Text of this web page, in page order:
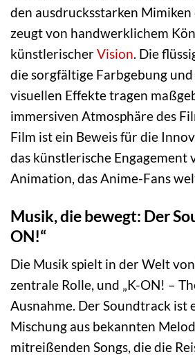
den ausdrucksstarken
zeugt von handwerklichem
künstlerischerVision. Die
die sorgfältige Farbgebung
visuellen Effekte tragen
immersiven Atmosphäre des
Film ist ein Beweis für die
das künstlerische Engagement
Animation, das Anime-Fans
Musik, die bewegt: Der
ON!“
Die Musik spielt in der Welt
zentrale Rolle, und „K-ON! –
Ausnahme. Der Soundtrack ist
Mischung aus bekannten
mitreißenden Songs, die die